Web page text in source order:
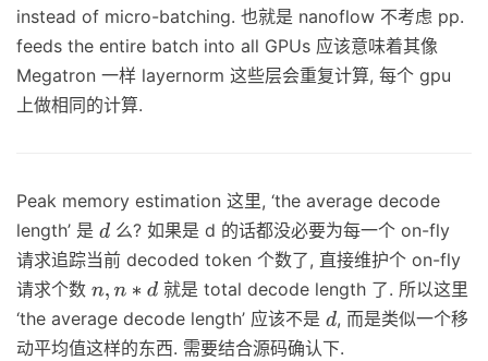
instead of micro-batching. 也就是 nanoflow 不考虑 pp.
feeds the entire batch into all GPUs 应该意味着其像
Megatron 一样 layernorm 这些层会重复计算, 每个 gpu
上做相同的计算.
Peak memory estimation 这里, ‘the average decode
length’ 是 d 么? 如果是 d 的话都没必要为每一个 on-fly
请求追踪当前 decoded token 个数了, 直接维护个 on-fly
请求个数 n,n∗d
就是 total decode length 了. 所以这里
‘the average decode length’ 应该不是 d, 而是类似一个移
动平均值这样的东西. 需要结合源码确认下.